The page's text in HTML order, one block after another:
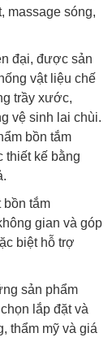
massage sóng,
đại, được sản
vật liệu chế
trầy xước,
vệ sinh lai chùi.
bồn tắm
thiết kế bằng
bồn tắm
gian và góp
biệt hỗ trợ
sản phẩm
lắp đặt và
thẩm mỹ và giá